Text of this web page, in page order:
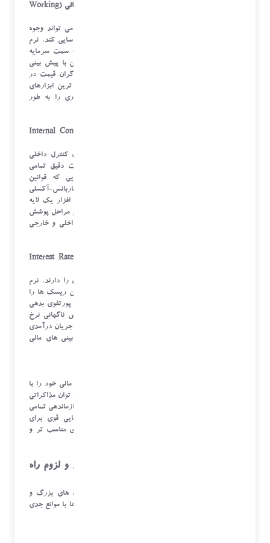
۱. بهینه سازی سرمایه در گردش و کاهش هزینه تأمین مالی (Working
با داشتن دیدگاه لحظه ای و دقیق از نقدینگی، سازمان می تواند وجوه
مازاد را که در حساب های غیربهره ور قرار دارند، شناسایی کند. نرم
افزار کمک می کند تا این وجوه بلااستفاده، به موقع به سمت سرمایه
گذاری های کوتاه مدت و سودآور هدایت شوند. همچنین با پیش بینی
دقیق کسری نقدینگی، سازمان می تواند از تأمین مالی گران قیمت در
لحظات بحرانی دوری کند و با برنامه ریزی، از ارزان ترین ابزارهای
تأمین مالی استفاده نماید. این مدیریت فعال، سودآوری را به طور
۲. افزایش چشمگیر کنترل داخلی و انطباق (Internal Control and
نرم افزارهای خزانه داری به صورت داخلی، تمام اصول کنترل داخلی
مانند تفکیک وظایف (Segregation of Duties) و ثبت دقیق تمامی
فرآیندهای تأیید را اجرا می کنند. در سازمان هایی که قوانین
ضدپولشویی (AML) و مقررات بین المللی مانند ساربانس-آکسلی
(Sarbanes-Oxley) برای آن ها الزامی است، این نرم افزار یک لایه
امنیتی حیاتی ایجاد می کند. تمام تراکنش ها، تأییدیه ها و مراحل پوشش
ریسک در سیستم ثبت شده و آماده برای ممیزی های داخلی و خارجی
۳. کاهش ریسک نرخ ارز و بهره (Interest Rate and FX Risk
ریسک های نرخ ارز و بهره، پتانسیل تخریب سودآوری را دارند. نرم
افزار خزانه داری با ارائه ابزارهای تحلیلی و مدیریتی، این ریسک ها را
از حالت غیرقابل کنترل خارج می کند. مدیریت هوشمند پورتفوی بدهی
ها، به سازمان اجازه می دهد تا خود را در برابر افزایش ناگهانی نرخ
بهره محافظت کند. همچنین، با کاهش ریسک های ارزی، جریان درآمدی
آتی سازمان تضمین می شود و عدم قطعیت در پیش بینی های مالی
وقتی یک سازمان بتواند موقعیت نقدی و پیش بینی های مالی خود را با
دقت بالا و به صورت مستند به بانک ها ارائه دهد، اعتبار و توان مذاکراتی
اش به شدت افزایش می یابد. نرم افزار خزانه داری با سازماندهی تمامی
اسناد مالی، تاریخچه معاملات و نیازهای اعتباری، مبنایی قوی برای
مذاکره با بانک ها برای اخذ شرایط بهتر، خطوط اعتباری مناسب تر و
محدودیت های نرم افزار خزانه داری عمومی و لزوم راه
با وجود ابزارهای عمومی خزانه داری در بازار، سازمان های بزرگ و
چندملیتی با نیازهای مالی پیچیده، در استفاده از این ابزارها با موانع جدی